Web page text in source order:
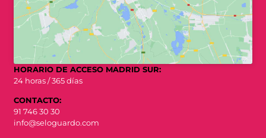
HORARIO DE ACCESO MADRID SUR:
24 horas / 365 días
CONTACTO:
91 746 30 30
info@seloguardo.com